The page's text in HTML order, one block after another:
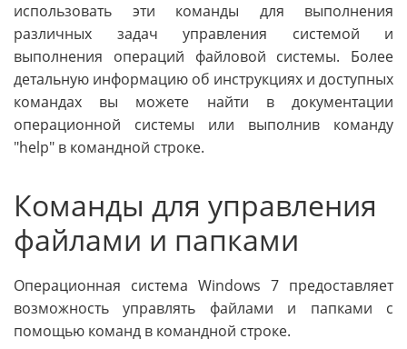
использовать эти команды для выполнения
различных задач управления системой и
выполнения операций файловой системы. Более
детальную информацию об инструкциях и доступных
командах вы можете найти в документации
операционной системы или выполнив команду
"help" в командной строке.
Команды для управления
файлами и папками
Операционная система Windows 7 предоставляет
возможность управлять файлами и папками с
помощью команд в командной строке.